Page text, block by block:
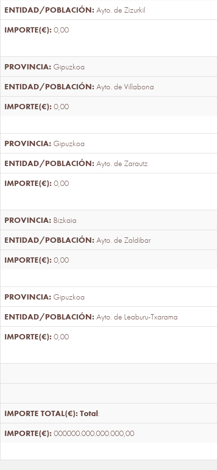
Ayto. de Zizurkil
0,00
Gipuzkoa
Ayto. de Villabona
0,00
Gipuzkoa
Ayto. de Zarautz
0,00
Bizkaia
Ayto. de Zaldibar
0,00
Gipuzkoa
Ayto. de Leaburu-Txarama
0,00
Total:
000000.000.000.000,00